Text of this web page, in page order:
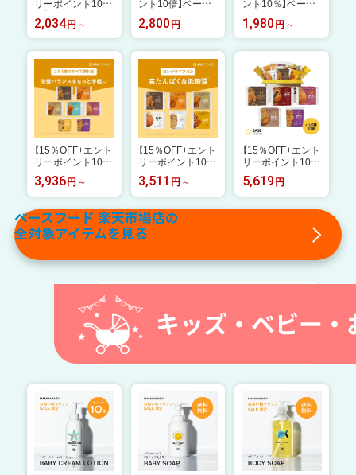
リーポイント10
倍】ベースパウン
ドケーキ アールグ
レイ 8袋 16袋 ロ
ングライフ カロリ
ー控えめ 全粒粉ベ
ース たんぱく質
食物繊維 BASE P
ound Cake ベース
フード BASE FOO
2,034円
ント10倍】ベース
ブレッド 4種 8袋
パン [チョコ・ミ
ルク・シナモン・
さつまいも] 置き
換えダイエット ダ
イエット食品 完全
栄養食 低糖質 BA
SE BREAD ベー
スフード BASE F
OOD
2,800 円
ント10％】ベース
フード ラーメン2
種4個 8個【鶏ガラ
醤油・味噌】カッ
プ麺 たんぱく質
完全栄養食 置き換
えダイエット ダイ
エット食品 食物繊
維 ベース BASEF
OOD
1,980 円
【15％OFF+エント
リーポイント10
倍】ベースブレッ
ド 7種 14袋 28袋
パン [チョコ、メ
ープル、シナモ
ン、ミルク、さつ
まいも、ミニ食パ
ンオレンジ、ミニ
食パンレーズン]
置き換えダイエッ
ト ダイエット食品
完全栄養食 低糖質
BASE BREAD ベ
ースフード BASE
3,936 円
【15％OFF+エント
リーポイント10
倍】ベースブレッ
ド 6種 12袋 24袋
パン [プレーン・
ミニ食パンプレー
ン・チョコ・カレ
ー・メープル・シ
ダイエット ダイエ
ット食品 完全栄養
食 低糖質 BASE B
ド BASE FOOD
3,511 円
【15％OFF+エント
リーポイント10
倍】ベースブレッ
ド 5種 20袋 パン
[チョコ、こしあ
ん、さつまいも、
ンレーズン] 置き
換えダイエット ダ
イエット食品 完全
栄養食 低糖質 BA
SE BREAD ベー
5,619 円
ベースフード 楽天市場店の
全対象アイテムを見る